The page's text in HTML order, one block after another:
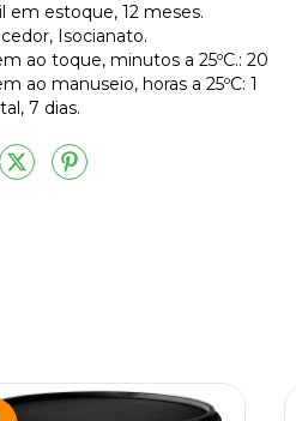
em estoque, 12 meses.
Isocianato.
ao toque, minutos a 25ºC.: 20
ao manuseio, horas a 25ºC: 1
7 dias.